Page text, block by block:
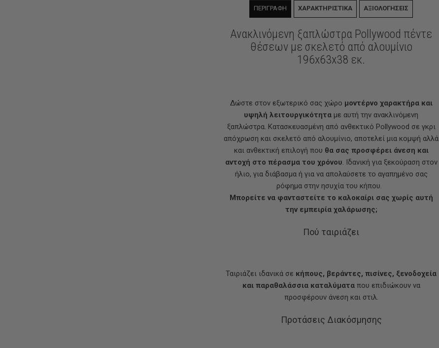
ΠΕΡΙΓΡΑΦΗ ΧΑΡΑΚΤΗΡΙΣΤΙΚΑ ΑΞΙΟΛΟΓΗΣΕΙΣ
Ανακλινόμενη ξαπλώστρα Pollywood πέντε
θέσεων με σκελετό από αλουμίνιο
196x63x38 εκ.
Δώστε στον εξωτερικό σας χώρο μοντέρνο χαρακτήρα και
υψηλή λειτουργικότητα με αυτή την ανακλινόμενη
ξαπλώστρα. Κατασκευασμένη από ανθεκτικό Pollywood σε γκρι
απόχρωση και σκελετό από αλουμίνιο, αποτελεί μια κομψή αλλά
και ανθεκτική επιλογή που θα σας προσφέρει άνεση και
αντοχή στο πέρασμα του χρόνου. Ιδανική για ξεκούραση στον
ήλιο, για διάβασμα ή για να απολαύσετε το αγαπημένο σας
ρόφημα στην ησυχία του κήπου.
Μπορείτε να φανταστείτε το καλοκαίρι σας χωρίς αυτή
την εμπειρία χαλάρωσης;
Πού ταιριάζει
Ταιριάζει ιδανικά σε κήπους, βεράντες, πισίνες, ξενοδοχεία
και παραθαλάσσια καταλύματαπου επιδιώκουν να
προσφέρουν άνεση και στιλ.
Προτάσεις Διακόσμησης